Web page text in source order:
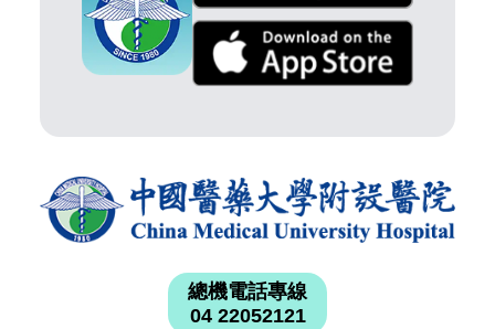
總機電話專線
04 22052121